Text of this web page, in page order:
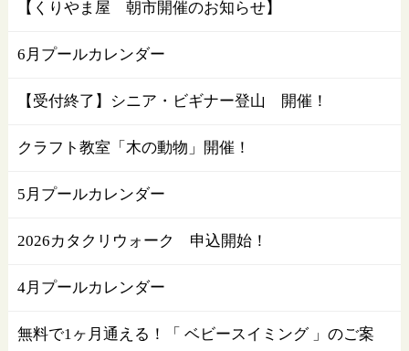
【くりやま屋 朝市開催のお知らせ】
6月プールカレンダー
【受付終了】シニア・ビギナー登山 開催！
クラフト教室「木の動物」開催！
5月プールカレンダー
2026カタクリウォーク 申込開始！
4月プールカレンダー
無料で1ヶ月通える！「 ベビースイミング 」のご案